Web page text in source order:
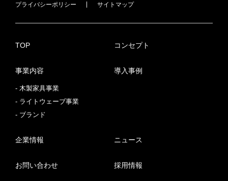
プライバシーポリシー サイトマップ
TOP コンセプト
事業内容
木製家具事業
ライトウェーブ事業
ブランド
導入事例
企業情報 ニュース
お問い合わせ 採用情報